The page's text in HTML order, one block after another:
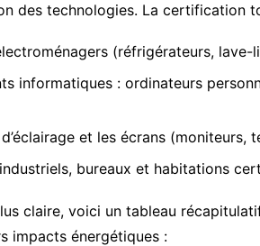
des technologies. La certification
(réfrigérateurs,
informatiques : ordinateurs
et les écrans (moniteurs,
bureaux et habitations
claire, voici un tableau
impacts énergétiques :